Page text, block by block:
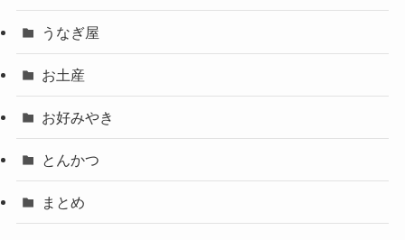
うなぎ屋
お土産
お好みやき
とんかつ
まとめ